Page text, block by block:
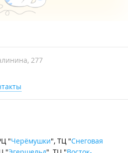
277
"Черёмушки", ТЦ "Снеговая